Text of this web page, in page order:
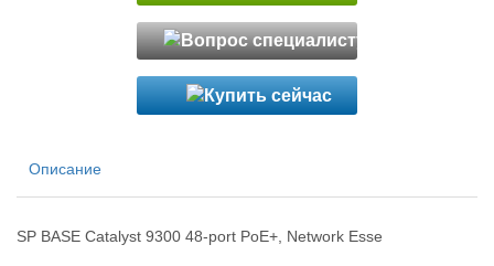
Описание
SP BASE Catalyst 9300 48-port PoE+, Network Esse